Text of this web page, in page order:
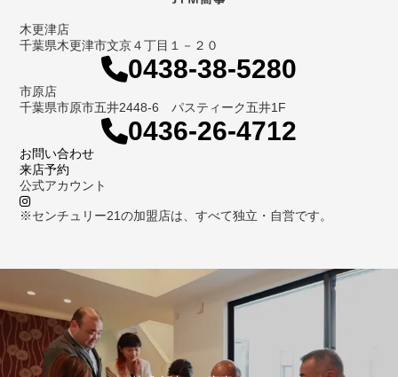
木更津店
千葉県木更津市文京４丁目１－２０
0438-38-5280
市原店
千葉県市原市五井2448-6 パスティーク五井1F
0436-26-4712
お問い合わせ
来店予約
公式アカウント
※センチュリー21の加盟店は、すべて独立・自営です。